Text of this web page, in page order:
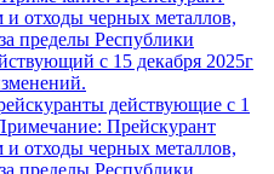
отходы черных металлов,
пределы Республики
с 15 декабря 2025г
действующие с 1
Прейскурант
отходы черных металлов,